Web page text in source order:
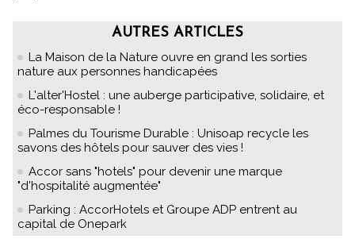
AUTRES ARTICLES
La Maison de la Nature ouvre en grand les sorties
nature aux personnes handicapées
L'alter'Hostel : une auberge participative, solidaire, et
éco-responsable !
Palmes du Tourisme Durable : Unisoap recycle les
savons des hôtels pour sauver des vies !
Accor sans "hotels" pour devenir une marque
"d'hospitalité augmentée"
Parking : AccorHotels et Groupe ADP entrent au
capital de Onepark